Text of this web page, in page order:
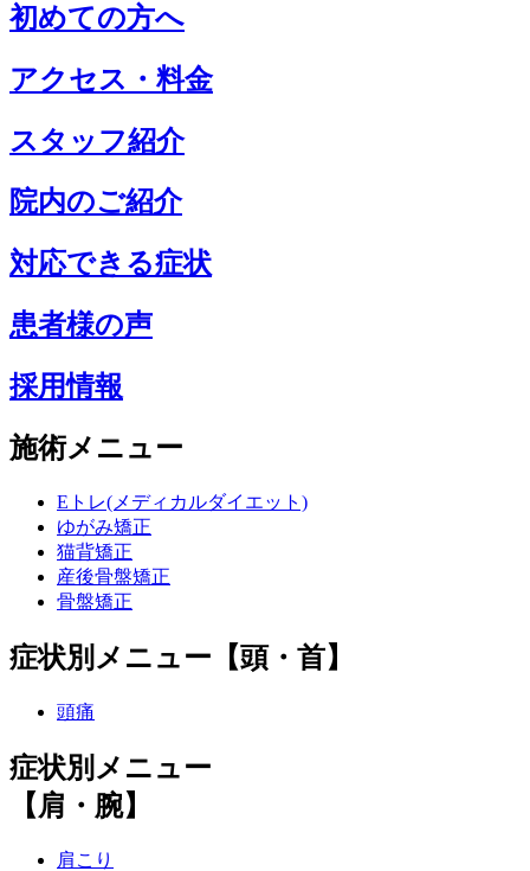
初めての方へ
アクセス・料金
スタッフ紹介
院内のご紹介
対応できる症状
患者様の声
採用情報
施術メニュー
Eトレ(メディカルダイエット)
ゆがみ矯正
猫背矯正
産後骨盤矯正
骨盤矯正
症状別メニュー【頭・首】
頭痛
症状別メニュー
【肩・腕】
肩こり